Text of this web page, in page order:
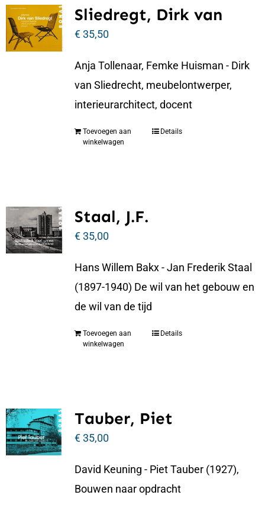
Sliedregt, Dirk van
€35,50
Anja Tollenaar, Femke Huisman - Dirk
van Sliedrecht, meubelontwerper,
interieurarchitect, docent
Toevoegen aan
winkelwagen
Details
Staal, J.F.
€35,00
Hans Willem Bakx - Jan Frederik Staal
(1897-1940) De wil van het gebouw en
de wil van de tijd
Toevoegen aan
winkelwagen
Details
Tauber, Piet
€35,00
David Keuning - Piet Tauber (1927),
Bouwen naar opdracht